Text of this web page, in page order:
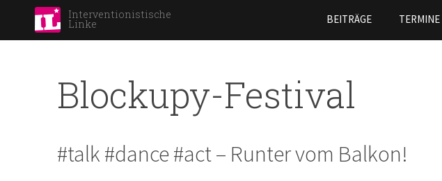
zum
Inhalt
Interventionistische
Linke BEITRÄGE TERMINE
Blockupy-Festival
#talk #dance #act – Runter vom Balkon!